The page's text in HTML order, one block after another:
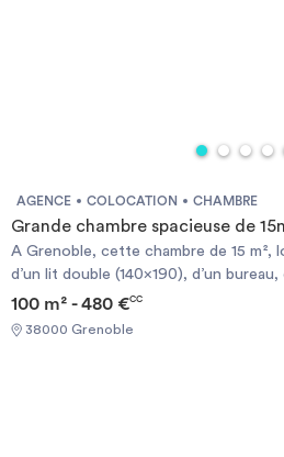
AGENCE COLOCATION CHAMBRE
Grande chambre spacieuse de
A Grenoble, cette chambre de 15 m²,
d’un lit double (140x190), d’un
balcon. Appartement sécurisé et
laver/sèche-linge. Equipements
des commerces de proximité. Places
100 m² - 480 €CC
38000 Grenoble